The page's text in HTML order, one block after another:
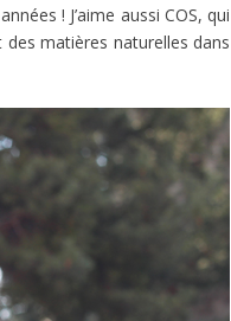
! J’aime aussi COS, qui
des matières naturelles dans